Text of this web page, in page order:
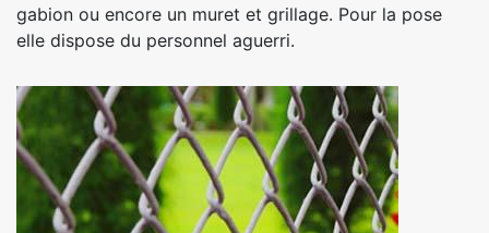
gabion ou encore un muret et grillage. Pour la pose
elle dispose du personnel aguerri.